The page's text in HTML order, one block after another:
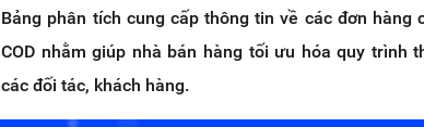
Bảng phân tích cung cấp thông tin về các đơn hàng
COD nhằm giúp nhà bán hàng tối ưu hóa quy trình
các đối tác, khách hàng.